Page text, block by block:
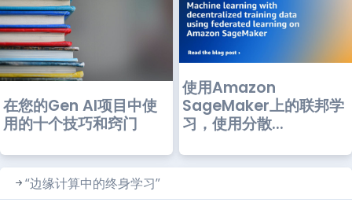
在您的Gen AI项目中使
用的十个技巧和窍门
使用Amazon
SageMaker上的联邦学
习，使用分散...
“边缘计算中的终身学习”